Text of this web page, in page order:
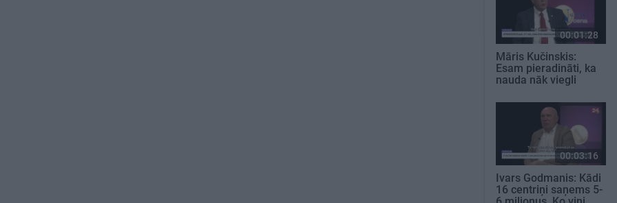
00:01:28
Māris Kučinskis:
Esam pieradināti, ka
nauda nāk viegli
00:03:16
Ivars Godmanis: Kādi
16 centriņi saņems 5-